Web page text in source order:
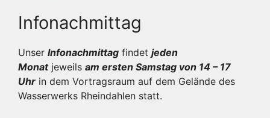
Infonachmittag
Unser Infonachmittag findet jeden
Monatjeweils am ersten Samstag von 14 – 17
Uhr in dem Vortragsraum auf dem Gelände des
Wasserwerks Rheindahlen statt.